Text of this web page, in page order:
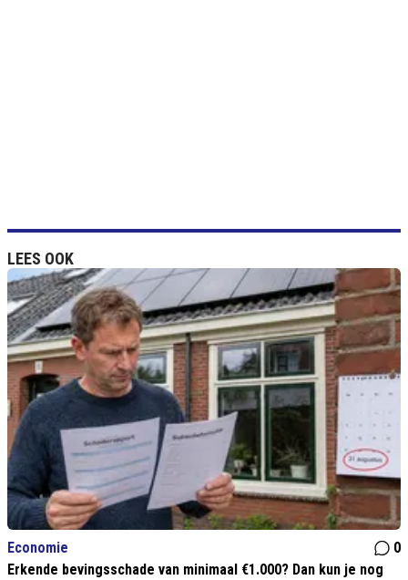
LEES OOK
Economie
0
Erkende bevingsschade van minimaal €1.000? Dan kun je nog